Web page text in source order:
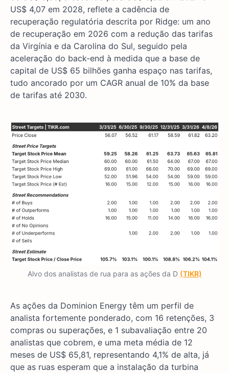
US$ 4,07 em 2028, reflete a cadência de
recuperação regulatória descrita por Ridge: um ano
de recuperação em 2026 com a redução das tarifas
da Virgínia e da Carolina do Sul, seguido pela
aceleração do back-end à medida que a base de
capital de US$ 65 bilhões ganha espaço nas tarifas,
tudo ancorado por um CAGR anual de 10% da base
de tarifas até 2030.
Alvo dos analistas de rua para as ações da D (TIKR)
As ações da Dominion Energy têm um perfil de
analista fortemente ponderado, com 16 retenções, 3
compras ou superações, e 1 subavaliação entre 20
analistas que cobrem, e uma meta média de 12
meses de US$ 65,81, representando 4,1% de alta, já
que as ruas esperam que a instalação da turbina